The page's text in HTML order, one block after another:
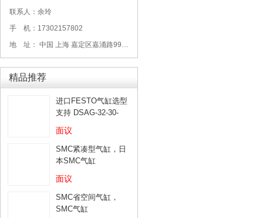
联系人：余玲
手 机：17302157802
地 址： 中国 上海 嘉定区嘉涌路99弄6号713
精品推荐
进口FESTO气缸选型
支持 DSAG-32-30-
PPV-A
面议
SMC紧凑型气缸，日
本SMC气缸
面议
SMC省空间气缸，
SMC气缸